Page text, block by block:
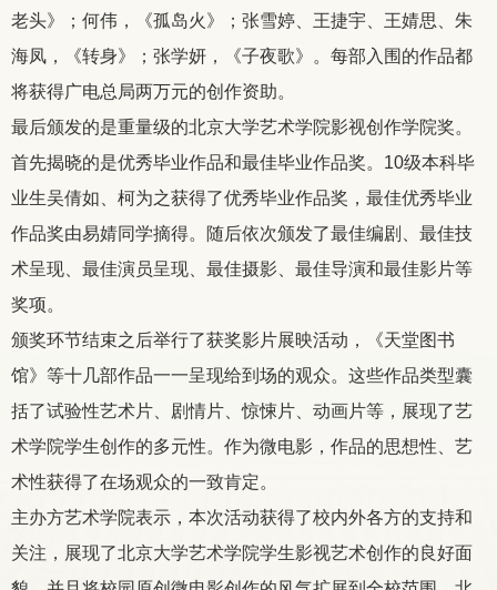
老头》；何伟，《孤岛火》；张雪婷、王捷宇、王婧思、朱
海凤，《转身》；张学妍，《子夜歌》。每部入围的作品都
将获得广电总局两万元的创作资助。
最后颁发的是重量级的北京大学艺术学院影视创作学院奖。
首先揭晓的是优秀毕业作品和最佳毕业作品奖。 10级本科毕
业生吴倩如、柯为之获得了优秀毕业作品奖，最佳优秀毕业
作品奖由易婧同学摘得。随后依次颁发了最佳编剧、最佳技
术呈现、最佳演员呈现、最佳摄影、最佳导演和最佳影片等
奖项。
颁奖环节结束之后举行了获奖影片展映活动，《天堂图书
馆》等十几部作品一一呈现给到场的观众。这些作品类型囊
括了试验性艺术片、剧情片、惊悚片、动画片等，展现了艺
术学院学生创作的多元性。作为微电影，作品的思想性、艺
术性获得了在场观众的一致肯定。
主办方艺术学院表示，本次活动获得了校内外各方的支持和
关注，展现了北京大学艺术学院学生影视艺术创作的良好面